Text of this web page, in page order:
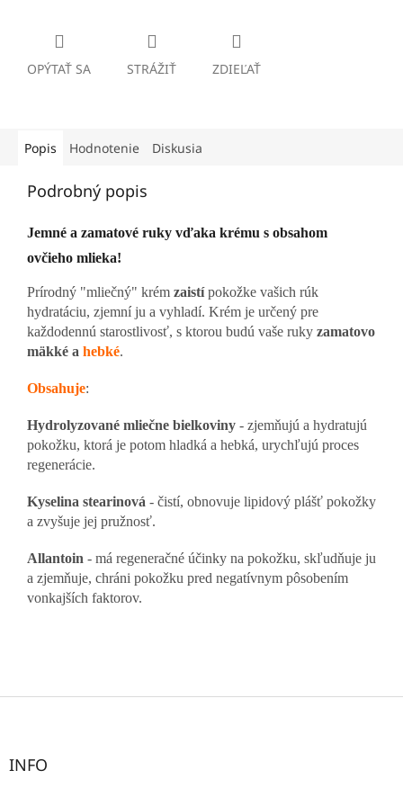
OPÝTAŤ SA STRÁŽIŤ ZDIEĽAŤ
Popis Hodnotenie Diskusia
Podrobný popis
Jemné a zamatové ruky vďaka krému s obsahom
ovčieho mlieka!
Prírodný "mliečný" krém zaistípokožke vašich rúk
hydratáciu, zjemní ju a vyhladí. Krém je určený pre
každodennú starostlivosť, s ktorou budú vaše ruky zamatovo
mäkké a hebké.
Obsahuje:
Hydrolyzované mliečne bielkoviny - zjemňujú a hydratujú
pokožku, ktorá je potom hladká a hebká, urychľujú proces
regenerácie.
Kyselina stearinová - čistí, obnovuje lipidový plášť pokožky
a zvyšuje jej pružnosť.
Allantoin - má regeneračné účinky na pokožku, skľudňuje ju
a zjemňuje, chráni pokožku pred negatívnym pôsobením
vonkajších faktorov.
Z
INFO